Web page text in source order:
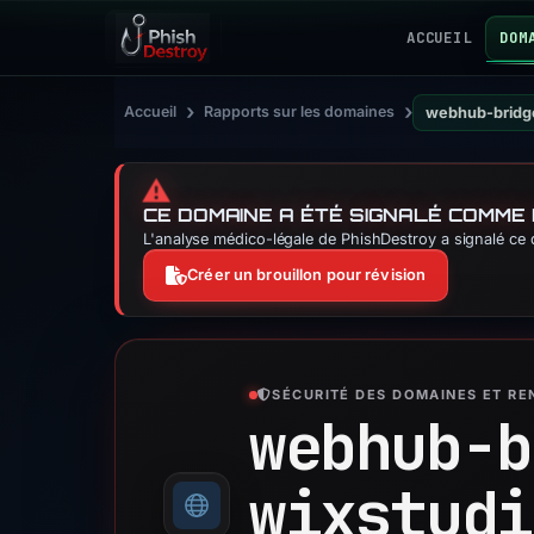
ACCUEIL
Accueil › Rapports sur les domaines › webhub-
⚠️
CE DOMAINE A ÉTÉ SIGNALÉ
L'analyse médico-légale de PhishDestroy a signalé
Créer un brouillon pour révision
SÉCURITÉ DES DOMAINES ET